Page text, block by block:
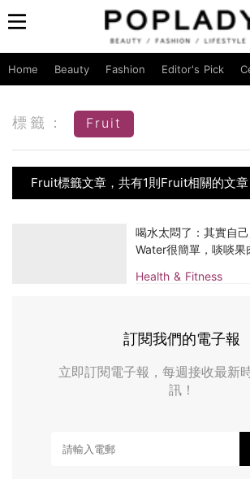
Home Beauty Fashion Editor's Pick
標籤： Fruit
Fruit標籤文章，共有1則Fruit相關的文章
Health & Fitness
喝水太悶了：其實自
Water很簡單，啖啖果
訂閱我們的電子報
立即訂閱電子報，每週接收最新
訊！